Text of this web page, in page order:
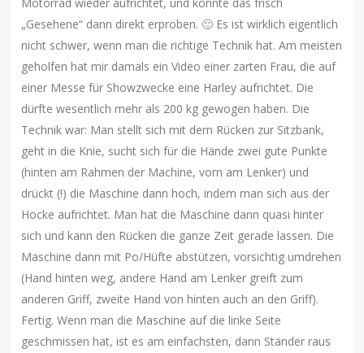
„Gesehene“ dann direkt erproben. 🙂 Es ist wirklich eigentlich
nicht schwer, wenn man die richtige Technik hat. Am meisten
geholfen hat mir damals ein Video einer zarten Frau, die auf
einer Messe für Showzwecke eine Harley aufrichtet. Die
dürfte wesentlich mehr als 200 kg gewogen haben. Die
Technik war: Man stellt sich mit dem Rücken zur Sitzbank,
geht in die Knie, sucht sich für die Hände zwei gute Punkte
(hinten am Rahmen der Machine, vorn am Lenker) und
drückt (!) die Maschine dann hoch, indem man sich aus der
Hocke aufrichtet. Man hat die Maschine dann quasi hinter
sich und kann den Rücken die ganze Zeit gerade lassen. Die
Maschine dann mit Po/Hüfte abstützen, vorsichtig umdrehen
(Hand hinten weg, andere Hand am Lenker greift zum
anderen Griff, zweite Hand von hinten auch an den Griff).
Fertig. Wenn man die Maschine auf die linke Seite
geschmissen hat, ist es am einfachsten, dann Ständer raus